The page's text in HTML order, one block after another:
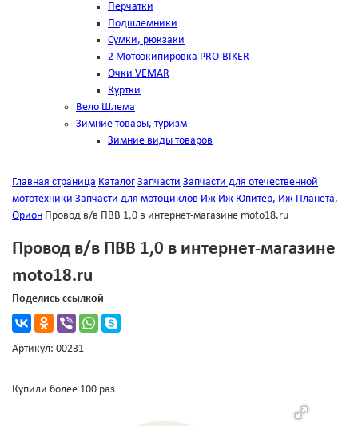
Перчатки
Подшлемники
Сумки, рюкзаки
2 Мотоэкипировка PRO-BIKER
Очки VEMAR
Куртки
Вело Шлема
Зимние товары, туризм
Зимние виды товаров
Главная страница Каталог Запчасти Запчасти для отечественной
мототехники Запчасти для мотоциклов Иж Иж Юпитер, Иж Планета,
Орион Провод в/в ПВВ 1,0 в интернет-магазине moto18.ru
Провод в/в ПВВ 1,0 в интернет-магазине
moto18.ru
Поделись ссылкой
Артикул: 00231
Купили более 100 раз